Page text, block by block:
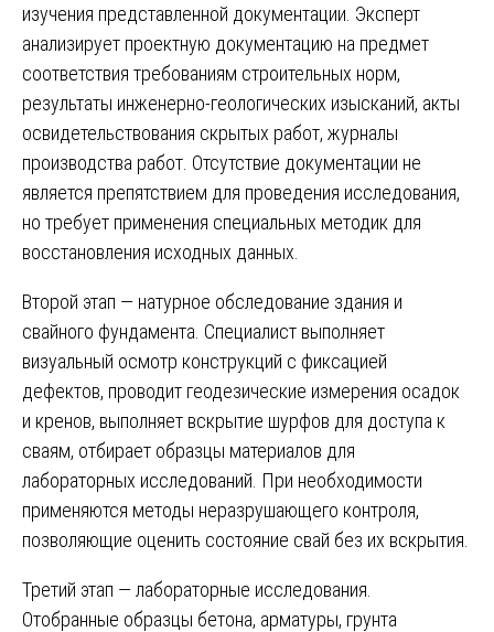
изучения представленной документации. Эксперт
анализирует проектную документацию на предмет
соответствия требованиям строительных норм,
результаты инженерно-геологических изысканий, акты
освидетельствования скрытых работ, журналы
производства работ. Отсутствие документации не
является препятствием для проведения исследования,
но требует применения специальных методик для
восстановления исходных данных.
Второй этап — натурное обследование здания и
свайного фундамента. Специалист выполняет
визуальный осмотр конструкций с фиксацией
дефектов, проводит геодезические измерения осадок
и кренов, выполняет вскрытие шурфов для доступа к
сваям, отбирает образцы материалов для
лабораторных исследований. При необходимости
применяются методы неразрушающего контроля,
позволяющие оценить состояние свай без их вскрытия.
Третий этап — лабораторные исследования.
Отобранные образцы бетона, арматуры, грунта